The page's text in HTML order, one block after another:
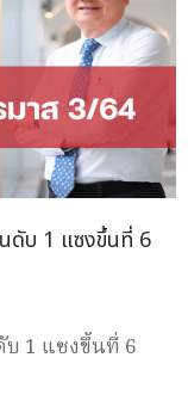
ดับ 1 แซงขึ้นที่ 6
บ 1 แซงขึ้นที่ 6